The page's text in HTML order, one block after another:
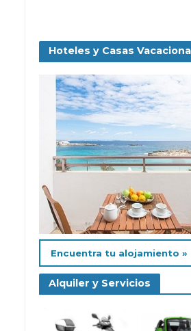
Hoteles y Casas
Encuentra tu alojamiento »
Alquiler y Servicios